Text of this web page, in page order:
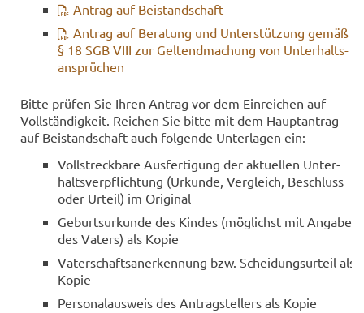
An­trag auf Bei­stand­schaft
An­trag auf Be­ra­tung und Un­ter­stüt­zung gemäß
§ 18 SGB VIII zur Gel­tend­ma­chung von Un­ter­halts­
an­sprü­chen
Bitte prü­fen Sie Ihren An­trag vor dem Ein­rei­chen auf
Voll­stän­dig­keit. Rei­chen Sie bitte mit dem Haupt­an­trag
auf Bei­stand­schaft auch fol­gen­de Un­ter­la­gen ein:
Voll­streck­ba­re Aus­fer­ti­gung der ak­tu­el­len Un­ter­
halts­ver­pflich­tung (Ur­kun­de, Ver­gleich, Be­schluss
oder Ur­teil) im Ori­gi­nal
Ge­burts­ur­kun­de des Kin­des (mög­lichst mit An­ga­be
des Va­ters) als Kopie
Va­ter­schafts­an­er­ken­nung bzw. Schei­dungs­ur­teil als
Kopie
Per­so­nal­aus­weis des An­trag­stel­lers als Kopie